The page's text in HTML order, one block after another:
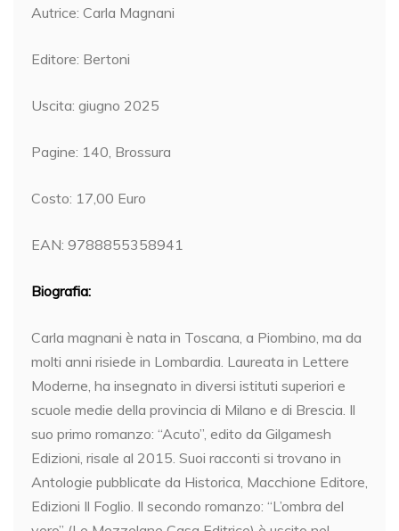
Autrice: Carla Magnani
Editore: Bertoni
Uscita: giugno 2025
Pagine: 140, Brossura
Costo: 17,00 Euro
EAN: 9788855358941
Biografia:
Carla magnani è nata in Toscana, a Piombino, ma da
molti anni risiede in Lombardia. Laureata in Lettere
Moderne, ha insegnato in diversi istituti superiori e
scuole medie della provincia di Milano e di Brescia. Il
suo primo romanzo: “Acuto”, edito da Gilgamesh
Edizioni, risale al 2015. Suoi racconti si trovano in
Antologie pubblicate da Historica, Macchione Editore,
Edizioni Il Foglio. Il secondo romanzo: “L’ombra del